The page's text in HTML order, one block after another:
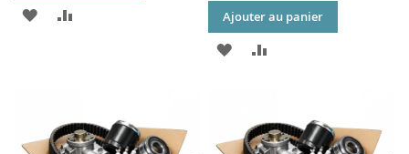
AJOUTER
D’ENVIE
Ajouter au panier
AJOUTER
LISTE